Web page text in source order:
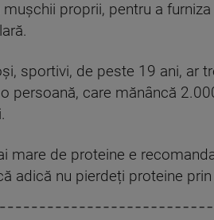
proprii, pentru a
sportivi, de peste 19 ani, ar
persoană, care mănâncă
mare de proteine e
adică nu pierdeți proteine prin